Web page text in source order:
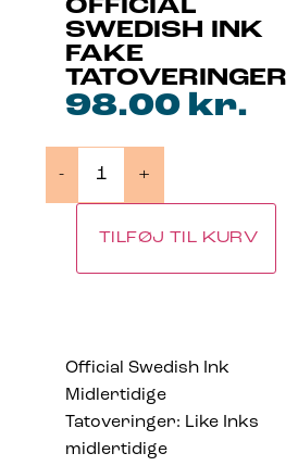
OFFICIAL
SWEDISH INK
FAKE
TATOVERINGER
98.00 kr.
- +
TILFØJ TIL KURV
Official Swedish Ink
Midlertidige
Tatoveringer: Like Inks
midlertidige